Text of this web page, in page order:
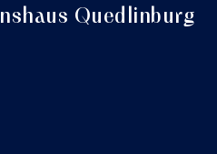
Quedlinburg